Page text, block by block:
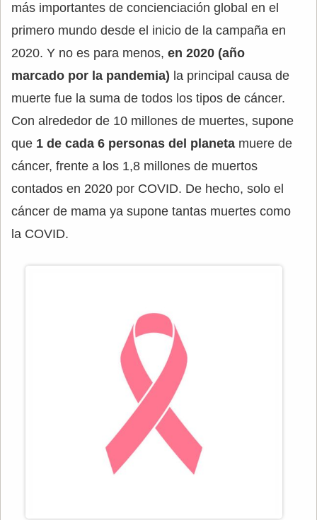
más importantes de concienciación global en el
primero mundo desde el inicio de la campaña en
2020. Y no es para menos, en 2020 (año
marcado por la pandemia) la principal causa de
muerte fue la suma de todos los tipos de cáncer.
Con alrededor de 10 millones de muertes, supone
que 1 de cada 6 personas del planeta muere de
cáncer, frente a los 1,8 millones de muertos
contados en 2020 por COVID. De hecho, solo el
cáncer de mama ya supone tantas muertes como
la COVID.